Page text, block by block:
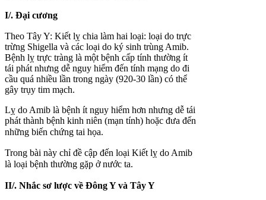
I/. Đại cương
Theo Tây Y: Kiết lỵ chia làm hai loại: loại do trực
trừng Shigella và các loại do ký sinh trùng Amib.
Bệnh lỵ trực tràng là một bệnh cấp tính thường ít
tái phát nhưng dễ nguy hiểm đến tính mạng do đi
cầu quá nhiều lần trong ngày (920-30 lần) có thể
gây trụy tim mạch.
Lỵ do Amib là bệnh ít nguy hiểm hơn nhưng dễ tái
phát thành bệnh kinh niên (mạn tính) hoặc đưa đến
những biến chứng tai họa.
Trong bài này chỉ đề cập đến loại Kiết lỵ do Amib
là loại bệnh thường gặp ở nước ta.
II/. Nhắc sơ lược về Đông Y và Tây Y